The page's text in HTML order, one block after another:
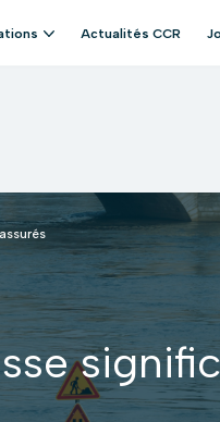
Actualités CCR